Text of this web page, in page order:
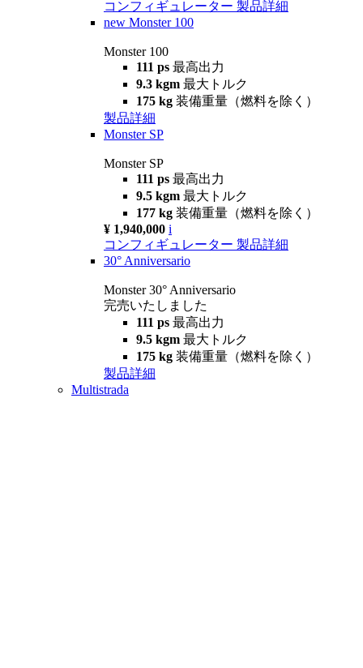
コンフィギュレーター 製品詳細
new Monster 100
Monster 100
111 ps 最高出力
9.3 kgm 最大トルク
175 kg 装備重量（燃料を除く）
製品詳細
Monster SP
Monster SP
111 ps 最高出力
9.5 kgm 最大トルク
177 kg 装備重量（燃料を除く）
¥ 1,940,000 i
コンフィギュレーター 製品詳細
30° Anniversario
Monster 30° Anniversario
完売いたしました
111 ps 最高出力
9.5 kgm 最大トルク
175 kg 装備重量（燃料を除く）
製品詳細
Multistrada